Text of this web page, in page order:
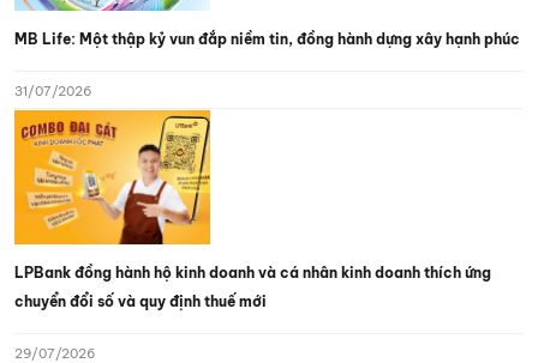
MB Life: Một thập kỷ vun đắp niềm tin, đồng hành dựng xây hạnh phúc
31/07/2026
LPBank đồng hành hộ kinh doanh và cá nhân kinh doanh thích ứng
chuyển đổi số và quy định thuế mới
29/07/2026